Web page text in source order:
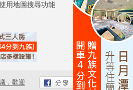
用地圖搜尋功能
，歡迎